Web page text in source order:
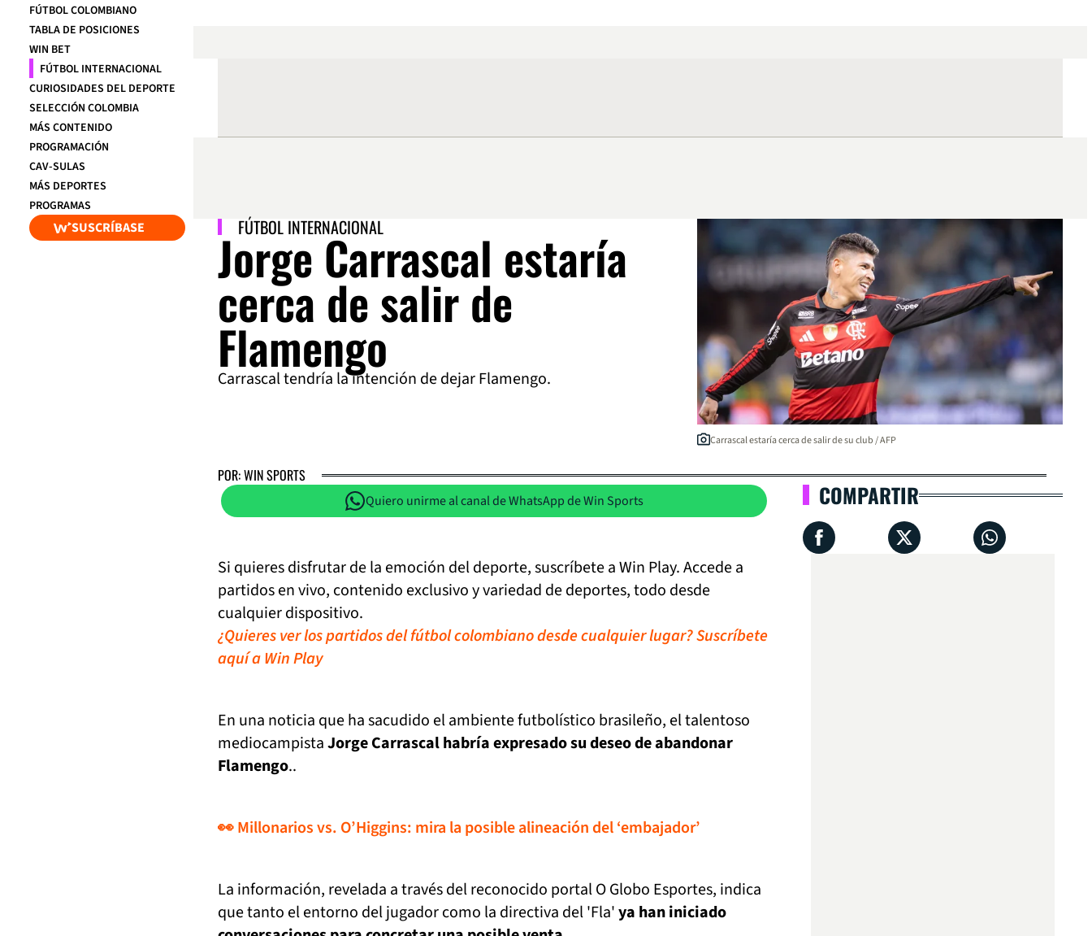
FÚTBOL COLOMBIANO
TABLA DE POSICIONES
WIN BET
FÚTBOL INTERNACIONAL
CURIOSIDADES DEL DEPORTE
SELECCIÓN COLOMBIA
MÁS CONTENIDO
PROGRAMACIÓN
CAV-SULAS
MÁS DEPORTES
PROGRAMAS
SUSCRÍBASE FÚTBOL INTERNACIONAL
Jorge Carrascal estaría
cerca de salir de
Flamengo
Carrascal tendría la intención de dejar Flamengo.
Carrascal estaría cerca de salir de su club / AFP
POR: WIN SPORTS
Quiero unirme al canal de WhatsApp de Win Sports
Si quieres disfrutar de la emoción del deporte, suscríbete a Win Play. Accede a
partidos en vivo, contenido exclusivo y variedad de deportes, todo desde
cualquier dispositivo.
¿Quieres ver los partidos del fútbol colombiano desde cualquier lugar? Suscríbete
aquí a Win Play
En una noticia que ha sacudido el ambiente futbolístico brasileño, el talentoso
mediocampistaJorge Carrascal habría expresado su deseo de abandonar
Flamengo..
👀 Millonarios vs. O’Higgins: mira la posible alineación del ‘embajador’
La información, revelada a través del reconocido portal O Globo Esportes, indica
que tanto el entorno del jugador como la directiva del 'Fla'ya han iniciado
COMPARTIR